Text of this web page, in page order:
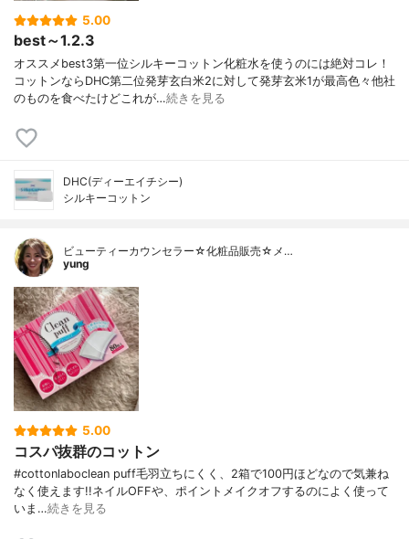
5.00
best～1.2.3
オススメbest3第一位シルキーコットン化粧水を使うのには絶対コレ！
コットンならDHC第二位発芽玄白米2に対して発芽玄米1が最高色々他社
のものを食べたけどこれが…続きを見る
DHC(ディーエイチシー)
シルキーコットン
ビューティーカウンセラー☆化粧品販売☆メ…
yung
5.00
コスパ抜群のコットン
#cottonlaboclean puff毛羽立ちにくく、2箱で100円ほどなので気兼ね
なく使えます!!ネイルOFFや、ポイントメイクオフするのによく使って
いま…続きを見る